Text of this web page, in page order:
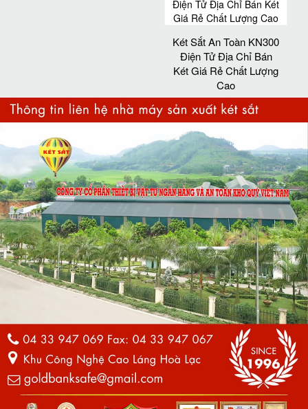
Két Sắt An Toàn KN300
Điện Tử Địa Chỉ Bán
Két Giá Rẻ Chất Lượng
Cao